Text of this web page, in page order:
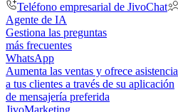
Teléfono empresarial de JivoChat
Agente de IA
Gestiona las preguntas
más frecuentes
WhatsApp
Aumenta las ventas y ofrece asistencia
a tus clientes a través de su aplicación
de mensajería preferida
JivoMarketing